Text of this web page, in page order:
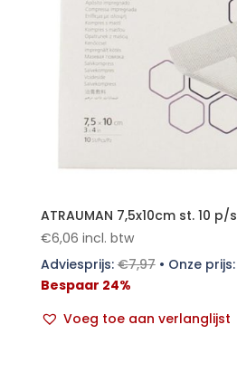
ATRAUMAN 7,5x10cm st. 10 p/s
€6,06 incl. btw
Adviesprijs:€7,97• Onze prijs:
Bespaar 24%
Voeg toe aan verlanglijst